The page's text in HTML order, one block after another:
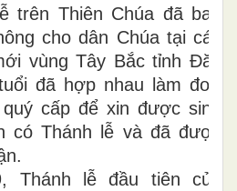
trên Thiên Chúa đã ban
cho dân Chúa tại các
vùng Tây Bắc tỉnh Đăk
đã hợp nhau làm đơn
cấp để xin được sinh
có Thánh lễ và đã được
Thánh lễ đầu tiên của